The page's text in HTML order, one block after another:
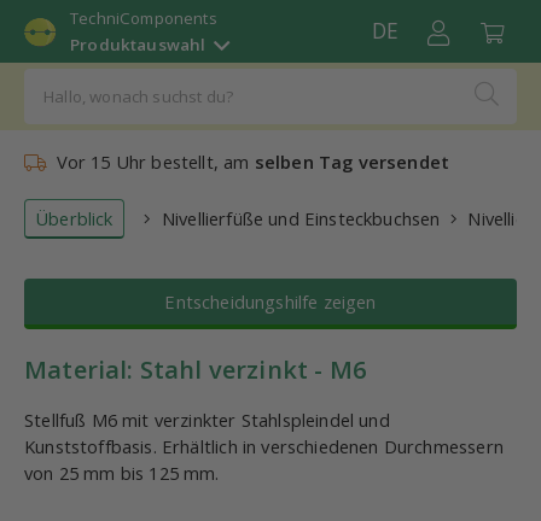
TechniComponents
Produktauswahl
DE
Vor 15 Uhr bestellt, am selben Tag versendet
Überblick Nivellierfüße und Einsteckbuchsen
Entscheidungshilfe zeigen
Material: Stahl verzinkt - M6
Stellfuß M6 mit verzinkter Stahlspleindel und
Kunststoffbasis. Erhältlich in verschiedenen Durchmessern
von 25 mm bis 125 mm.